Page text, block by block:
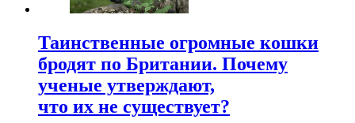
Таинственные огромные кошки
бродят по Британии. Почему
ученые утверждают,
что их не существует?